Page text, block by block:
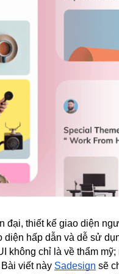
đại, thiết kế giao diện
diện hấp dẫn và dễ sử
không chỉ là về thẩm
viết này Sadesign sẽ